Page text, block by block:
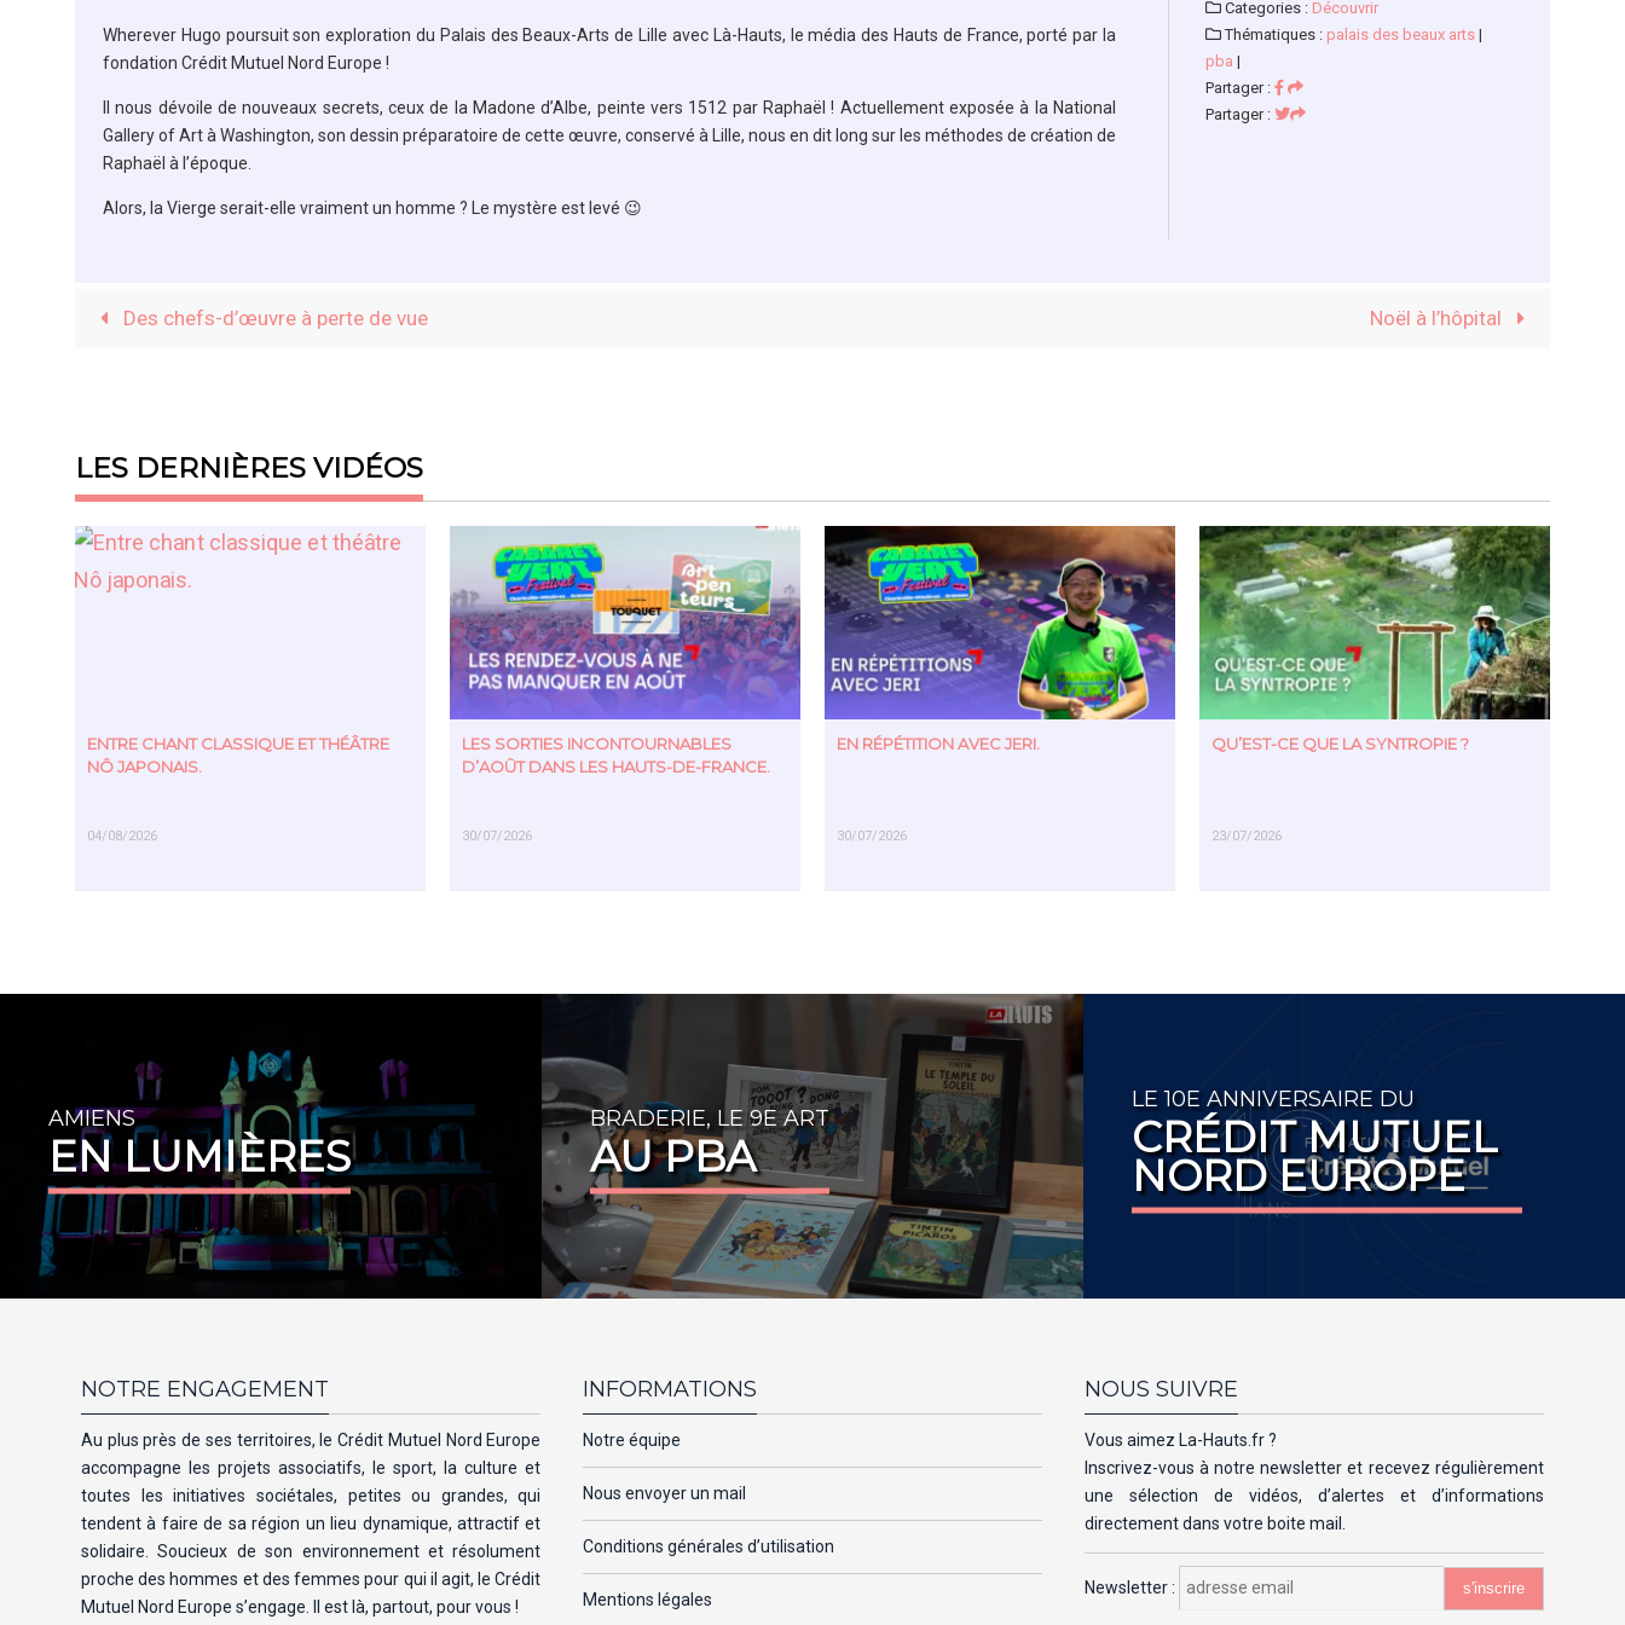
Wherever Hugo poursuit son exploration du Palais des Beaux-Arts de Lille avec Là-Hauts, le média des Hauts de France, porté par la
fondation Crédit Mutuel Nord Europe !
Il nous dévoile de nouveaux secrets, ceux de la Madone d’Albe, peinte vers 1512 par Raphaël ! Actuellementexposée à la National
Gallery of Art à Washington, son dessin préparatoire de cette œuvre, conservé à Lille, nous en dit long sur les méthodes de création de
Raphaël à l’époque.
Alors, la Vierge serait-elle vraiment un homme ? Le mystère est levé 😉
Categories : Découvrir
Thématiques : palais des beaux arts |
pba |
Partager :
Partager :
Des chefs-d’œuvre à perte de vue Noël à l’hôpital
LES DERNIÈRES VIDÉOS
ENTRE CHANT CLASSIQUE ET THÉÂTRE
NÔ JAPONAIS.
04/08/2026
LES SORTIES INCONTOURNABLES
D’AOÛT DANS LES HAUTS-DE-FRANCE.
30/07/2026
EN RÉPÉTITION AVEC JERI.
30/07/2026
QU’EST-CE QUE LA SYNTROPIE ?
23/07/2026
AMIENS
EN LUMIÈRES
BRADERIE, LE 9E ART
AU PBA
LE 10E ANNIVERSAIRE DU
CRÉDIT MUTUEL
NORD EUROPE
NOTRE ENGAGEMENT
Au plus près de ses territoires, le Crédit Mutuel Nord Europe
accompagne les projets associatifs, le sport, la culture et
toutes les initiatives sociétales, petites ou grandes, qui
tendent à faire de sa région un lieu dynamique, attractif et
solidaire. Soucieux de son environnement et résolument
proche des hommes et des femmes pour qui il agit, le Crédit
Mutuel Nord Europe s’engage. Il est là, partout, pour vous !
INFORMATIONS
Notre équipe
Nous envoyer un mail
Conditions générales d’utilisation
Mentions légales
NOUS SUIVRE
Vous aimez La-Hauts.fr ?
Inscrivez-vous à notre newsletter et recevez régulièrement
une sélection de vidéos, d’alertes et d’informations
directement dans votre boite mail.
Newsletter :